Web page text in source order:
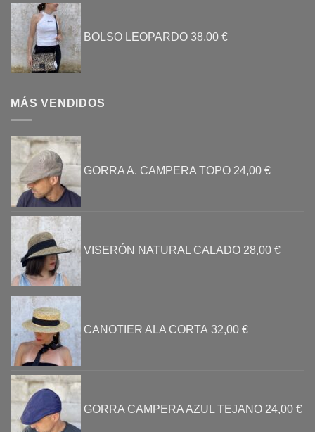
BOLSO LEOPARDO 38,00 €
MÁS VENDIDOS
GORRA A. CAMPERA TOPO 24,00 €
VISERÓN NATURAL CALADO 28,00 €
CANOTIER ALA CORTA 32,00 €
GORRA CAMPERA AZUL TEJANO 24,00 €